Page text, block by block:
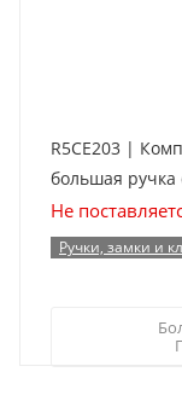
R5CE203 |
большая ручка
Не
Ручки, замки и